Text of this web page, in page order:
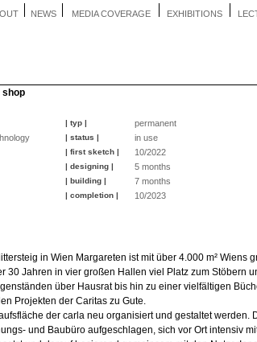
NEWS MEDIA COVERAGE EXHIBITIONS
shop
| typ | permanent
| status | in use
| first sketch | 10/2022
| designing | 5 months
| building | 7 months
| completion | 10/2023
in Wien Margareten ist mit über 4.000 m² Wiens
30 Jahren in vier großen Hallen viel Platz zum Stöbern
über Hausrat bis hin zu einer vielfältigen
Projekten der Caritas zu Gute.
der carla neu organisiert und gestaltet werden.
und Baubüro aufgeschlagen, sich vor Ort intensiv